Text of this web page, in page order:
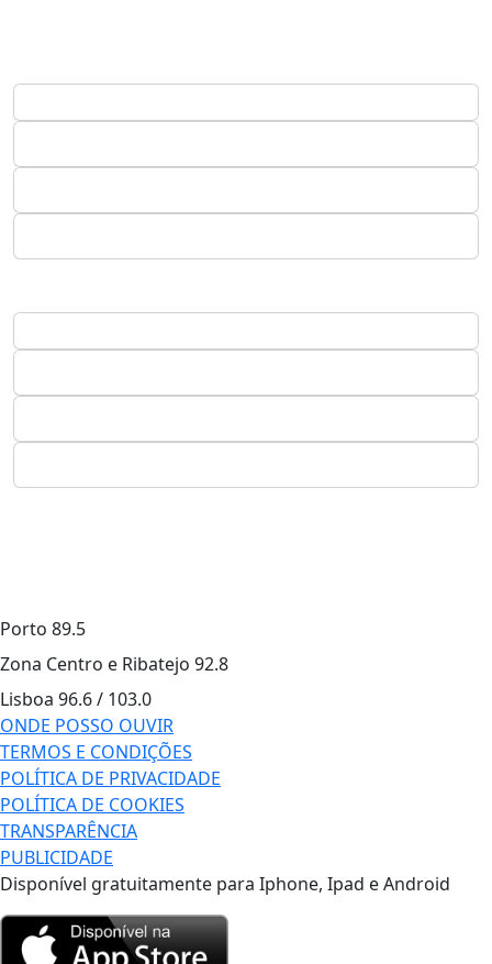
Porto 89.5
Zona Centro e Ribatejo 92.8
Lisboa 96.6 / 103.0
ONDE POSSO OUVIR
TERMOS E CONDIÇÕES
POLÍTICA DE PRIVACIDADE
POLÍTICA DE COOKIES
TRANSPARÊNCIA
PUBLICIDADE
Disponível gratuitamente para Iphone, Ipad e Android